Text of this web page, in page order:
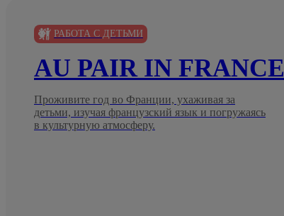
РАБОТА С ДЕТЬМИ
AU PAIR IN FRANCE
Проживите год во Франции, ухаживая за
детьми, изучая французский язык и погружаясь
в культурную атмосферу.